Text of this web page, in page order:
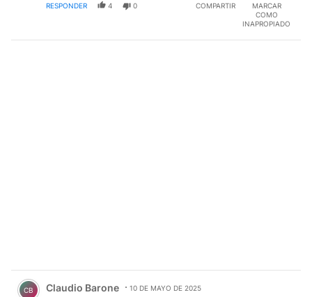
RESPONDER 4 0 COMPARTIR
MARCAR
COMO
INAPROPIADO
Comentario de Claudio Barone.
CB Claudio Barone 10 DE MAYO DE 2025